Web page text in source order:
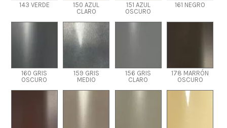
143 VERDE
150 AZUL
CLARO
151 AZUL
OSCURO
161 NEGRO
160 GRIS
OSCURO
159 GRIS
MEDIO
156 GRIS
CLARO
178 MARRÓN
OSCURO